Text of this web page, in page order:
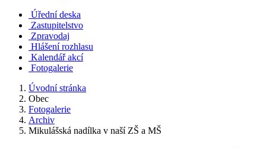
Úřední deska
Zastupitelstvo
Zpravodaj
Hlášení rozhlasu
Kalendář akcí
Fotogalerie
Úvodní stránka
Obec
Fotogalerie
Archiv
Mikulášská nadílka v naší ZŠ a MŠ